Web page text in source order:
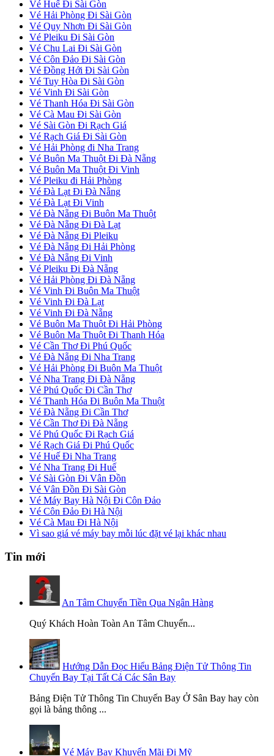
Vé Huế Đi Sài Gòn
Vé Hải Phòng Đi Sài Gòn
Vé Quy Nhơn Đi Sài Gòn
Vé Pleiku Đi Sài Gòn
Vé Chu Lai Đi Sài Gòn
Vé Côn Đảo Đi Sài Gòn
Vé Đồng Hới Đi Sài Gòn
Vé Tuy Hòa Đi Sài Gòn
Vé Vinh Đi Sài Gòn
Vé Thanh Hóa Đi Sài Gòn
Vé Cà Mau Đi Sài Gòn
Vé Sài Gòn Đi Rạch Giá
Vé Rạch Giá Đi Sài Gòn
Vé Hải Phòng đi Nha Trang
Vé Buôn Ma Thuột Đi Đà Nẵng
Vé Buôn Ma Thuột Đi Vinh
Vé Pleiku đi Hải Phòng
Vé Đà Lạt Đi Đà Nẵng
Vé Đà Lạt Đi Vinh
Vé Đà Nẵng Đi Buôn Ma Thuột
Vé Đà Nẵng Đi Đà Lạt
Vé Đà Nẵng Đi Pleiku
Vé Đà Nẵng Đi Hải Phòng
Vé Đà Nẵng Đi Vinh
Vé Pleiku Đi Đà Nẵng
Vé Hải Phòng Đi Đà Nẵng
Vé Vinh Đi Buôn Ma Thuột
Vé Vinh Đi Đà Lạt
Vé Vinh Đi Đà Nẵng
Vé Buôn Ma Thuột Đi Hải Phòng
Vé Buôn Ma Thuột Đi Thanh Hóa
Vé Cần Thơ Đi Phú Quốc
Vé Đà Nẵng Đi Nha Trang
Vé Hải Phòng Đi Buôn Ma Thuột
Vé Nha Trang Đi Đà Nẵng
Vé Phú Quốc Đi Cần Thơ
Vé Thanh Hóa Đi Buôn Ma Thuột
Vé Đà Nẵng Đi Cần Thơ
Vé Cần Thơ Đi Đà Nẵng
Vé Phú Quốc Đi Rạch Giá
Vé Rạch Giá Đi Phú Quốc
Vé Huế Đi Nha Trang
Vé Nha Trang Đi Huế
Vé Sài Gòn Đi Vân Đồn
Vé Vân Đồn Đi Sài Gòn
Vé Máy Bay Hà Nội Đi Côn Đảo
Vé Côn Đảo Đi Hà Nội
Vé Cà Mau Đi Hà Nội
Vì sao giá vé máy bay mỗi lúc đặt vé lại khác nhau
Tin mới
An Tâm Chuyển Tiền Qua Ngân Hàng
Quý Khách Hoàn Toàn An Tâm Chuyển...
Hướng Dẫn Đọc Hiểu Bảng Điện Tử Thông Tin
Chuyến Bay Tại Tất Cả Các Sân Bay
Bảng Điện Tử Thông Tin Chuyến Bay Ở Sân Bay hay còn
gọi là bảng thông ...
Vé Máy Bay Khuyến Mãi Đi Mỹ